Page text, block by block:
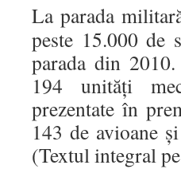
La parada
peste 15.000 de
parada din
194 unități
prezentate în
143 de avioane
(Textul integral pe